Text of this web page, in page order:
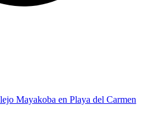
Mayakoba en Playa del Carmen